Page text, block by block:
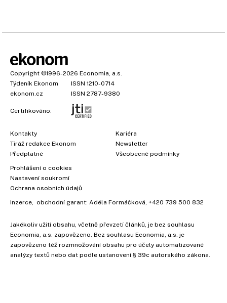
Copyright ©1996-2026 Economia, a.s.
Týdeník Ekonom
ISSN 1210-0714
ekonom.cz
ISSN 2787-9380
Certifikováno:
Kontakty
Tiráž redakce Ekonom
Předplatné
Kariéra
Newsletter
Všeobecné podmínky
Prohlášení o cookies
Nastavení soukromí
Ochrana osobních údajů
Inzerce, obchodní garant: Adéla Formáčková, +420 739 500 832
Jakékoliv užití obsahu, včetně převzetí článků, je bez souhlasu
Economia, a.s. zapovězeno. Bez souhlasu Economia, a.s. je
zapovězeno též rozmnožování obsahu pro účely automatizované
analýzy textů nebo dat podle ustanovení § 39c autorského zákona.